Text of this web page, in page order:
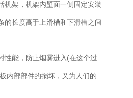
机架，机架内壁面一侧固定安装
的长度高于上滑槽和下滑槽之间
性能，防止烟雾进入(在这个过
内部部件的损坏，又为人们的